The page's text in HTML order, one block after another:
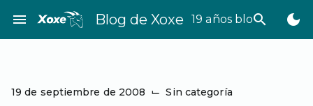
contenido
menu Blog de Xoxe 19 años bloggeando
search dark_mode
19 de septiembre de 2008 ⌙ Sin categoría